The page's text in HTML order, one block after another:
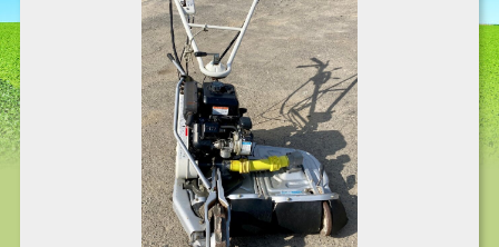
よく頂く質問
お問い合わせ